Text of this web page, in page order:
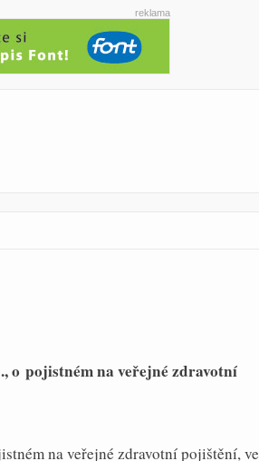
reklama
o pojistném na veřejné zdravotní
na veřejné zdravotní pojištění, ve